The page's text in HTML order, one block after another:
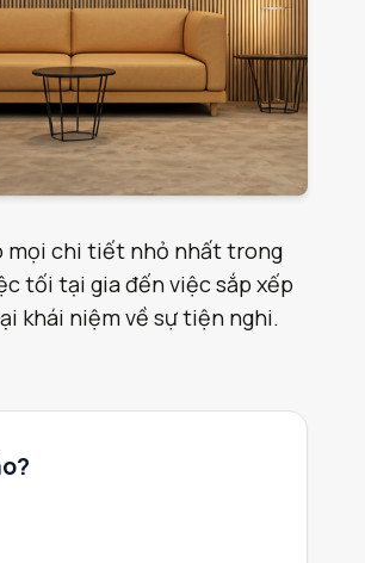
mọi chi tiết nhỏ nhất trong
tối tại gia đến việc sắp xếp
khái niệm về sự tiện nghi.